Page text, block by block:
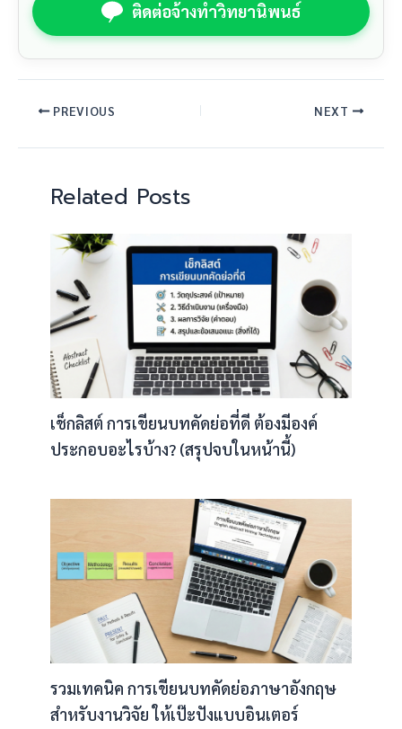
ติดต่อจ้างทำวิทยานิพนธ์
PREVIOUS NEXT
Related Posts
เช็กลิสต์ การเขียนบทคัดย่อที่ดี ต้องมีองค์
ประกอบอะไรบ้าง? (สรุปจบในหน้านี้)
รวมเทคนิค การเขียนบทคัดย่อภาษาอังกฤษ
สำหรับงานวิจัย ให้เป๊ะปังแบบอินเตอร์